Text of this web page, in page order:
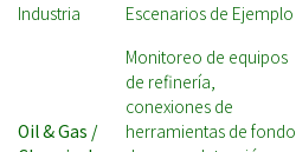
Industria
Escenarios de Ejemplo
Oil & Gas /
Monitoreo de equipos
de refinería,
conexiones de
herramientas de fondo